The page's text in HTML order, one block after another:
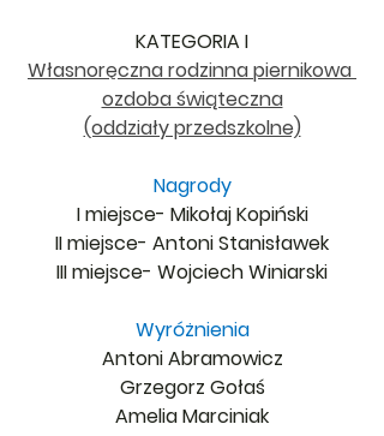
KATEGORIA I
Własnoręczna rodzinna piernikowa
ozdoba świąteczna
(oddziały przedszkolne)
Nagrody
I miejsce- Mikołaj Kopiński
II miejsce- Antoni Stanisławek
III miejsce- Wojciech Winiarski
Wyróżnienia
Antoni Abramowicz
Grzegorz Gołaś
Amelia Marciniak